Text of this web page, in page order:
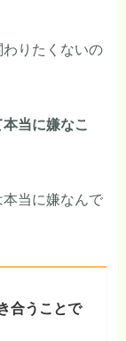
りたくないの
本当に嫌なこ
当に嫌なんで
合うことで